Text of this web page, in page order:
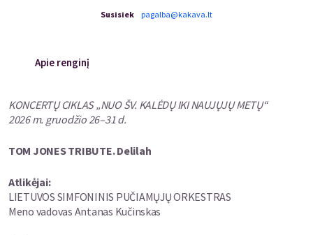
Susisiek pagalba@kakava.lt
Apie renginį
KONCERTŲ CIKLAS „NUO ŠV. KALĖDŲ IKI NAUJŲJŲ METŲ“
2026 m. gruodžio 26–31 d.
TOM JONES TRIBUTE. Delilah
Atlikėjai:
LIETUVOS SIMFONINIS PUČIAMŲJŲ ORKESTRAS
Meno vadovas Antanas Kučinskas